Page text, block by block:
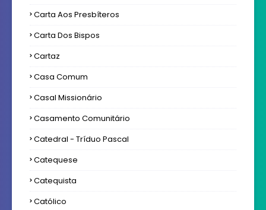
Carta Aos Presbíteros
Carta Dos Bispos
Cartaz
Casa Comum
Casal Missionário
Casamento Comunitário
Catedral - Tríduo Pascal
Catequese
Catequista
Católico